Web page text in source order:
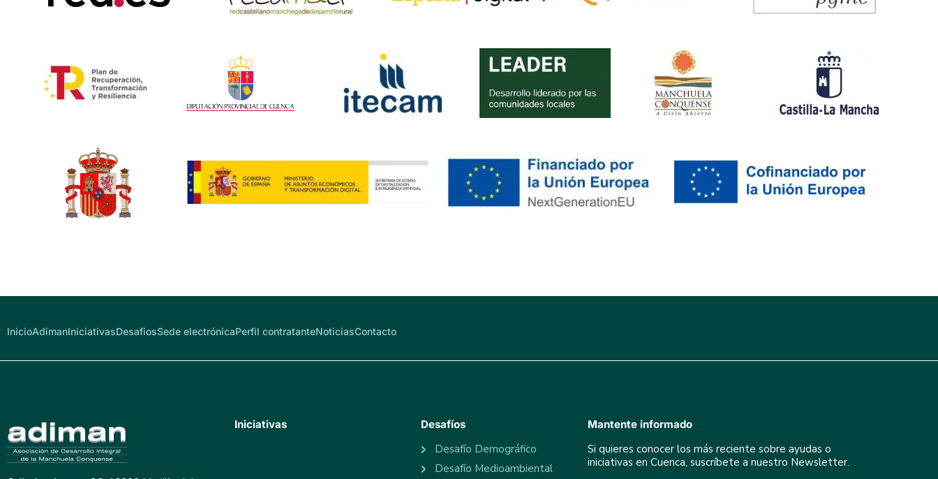
InicioAdimanIniciativasDesafiosSede electrónicaPerfil contratanteNoticiasContacto
Iniciativas Desafíos
Desafío Demográfico
Desafío Medioambiental
Mantente informado
Si quieres conocer los más reciente sobre ayudas o
iniciativas en Cuenca, suscríbete a nuestro Newsletter.